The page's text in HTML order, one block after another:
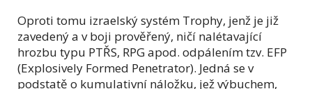
Oproti tomu izraelský systém Trophy, jenž je již
zavedený a v boji prověřený, ničí nalétavající
hrozbu typu PTŘS, RPG apod. odpálením tzv. EFP
(Explosively Formed Penetrator). Jedná se v
podstatě o kumulativní náložku, jež výbuchem,